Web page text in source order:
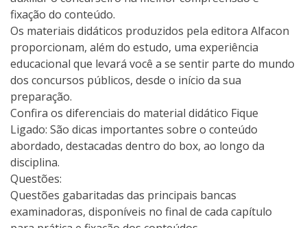
fixação do conteúdo.
Os materiais didáticos produzidos pela editora Alfacon
proporcionam, além do estudo, uma experiência
educacional que levará você a se sentir parte do mundo
dos concursos públicos, desde o início da sua
preparação.
Confira os diferenciais do material didático Fique
Ligado: São dicas importantes sobre o conteúdo
abordado, destacadas dentro do box, ao longo da
disciplina.
Questões:
Questões gabaritadas das principais bancas
examinadoras, disponíveis no final de cada capítulo